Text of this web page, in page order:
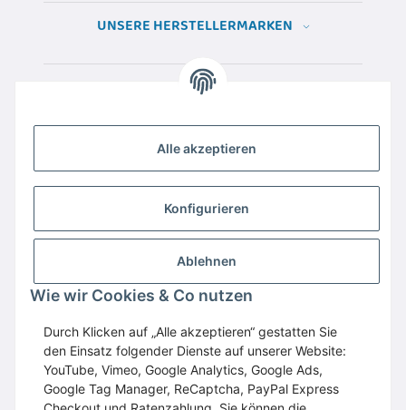
Alle akzeptieren
Konfigurieren
Ablehnen
Wie wir Cookies & Co nutzen
Durch Klicken auf „Alle akzeptieren“ gestatten Sie
den Einsatz folgender Dienste auf unserer Website:
YouTube, Vimeo, Google Analytics, Google Ads,
Google Tag Manager, ReCaptcha, PayPal Express
UNSERE HERSTELLERMARKEN
Wir empfehlenDomaintechnik.at:Hosting,
GESETZLICHE INFORMATIONEN